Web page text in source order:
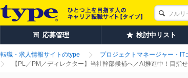
応募管理 検討中リスト
転職・求人情報サイトのtype プロジェクトマネージャー・IT
【PL／PM／ディレクター】当社幹部候補へ／AI推進中！目指